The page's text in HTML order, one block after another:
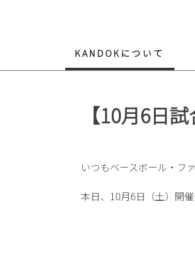
KANDOKについて
【10月6日
いつもベースボール・フ
本日、10月6日（土）開